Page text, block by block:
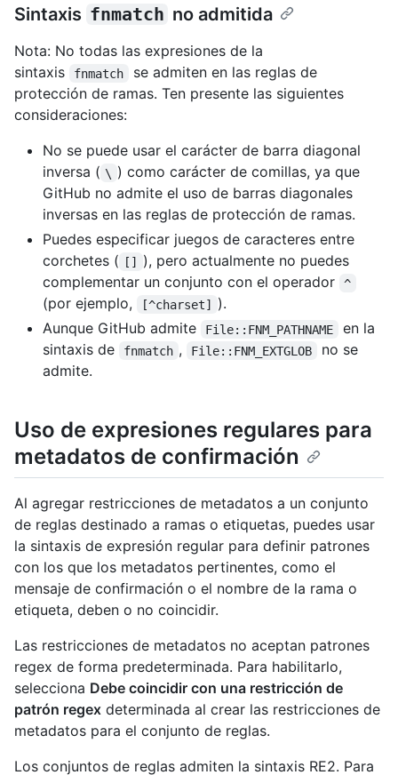
Sintaxis fnmatch no admitida
Nota: No todas las expresiones de la
sintaxis
fnmatch
se admiten en las reglas de
protección de ramas. Ten presente las siguientes
consideraciones:
No se puede usar el carácter de barra diagonal
inversa ( \ ) como carácter de comillas, ya que
GitHub no admite el uso de barras diagonales
inversas en las reglas de protección de ramas.
Puedes especificar juegos de caracteres entre
corchetes ( [] ), pero actualmente no puedes
complementar un conjunto con el operador
^
(por ejemplo, [^charset] ).
Aunque GitHub admite
File::FNM_PATHNAME
en la
sintaxis de
fnmatch , File::FNM_EXTGLOB
no se
admite.
Uso de expresiones regulares para
metadatos de confirmación
Al agregar restricciones de metadatos a un conjunto
de reglas destinado a ramas o etiquetas, puedes usar
la sintaxis de expresión regular para definir patrones
con los que los metadatos pertinentes, como el
mensaje de confirmación o el nombre de la rama o
etiqueta, deben o no coincidir.
Las restricciones de metadatos no aceptan patrones
regex de forma predeterminada. Para habilitarlo,
selecciona Debe coincidir con una restricción de
patrón regex determinada al crear las restricciones de
metadatos para el conjunto de reglas.
Los conjuntos de reglas admiten la sintaxis RE2. Para